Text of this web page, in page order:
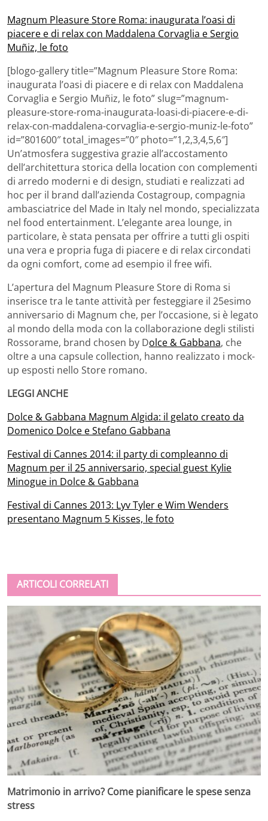
Magnum Pleasure Store Roma: inaugurata l’oasi di
piacere e di relax con Maddalena Corvaglia e Sergio
Muñiz, le foto
[blogo-gallery title=”Magnum Pleasure Store Roma:
inaugurata l’oasi di piacere e di relax con Maddalena
Corvaglia e Sergio Muñiz, le foto” slug=”magnum-
pleasure-store-roma-inaugurata-loasi-di-piacere-e-di-
relax-con-maddalena-corvaglia-e-sergio-muniz-le-foto”
id=”801600″ total_images=”0″ photo=”1,2,3,4,5,6″]
Un’atmosfera suggestiva grazie all’accostamento
dell’architettura storica della location con complementi
di arredo moderni e di design, studiati e realizzati ad
hoc per il brand dall’azienda Costagroup, compagnia
ambasciatrice del Made in Italy nel mondo, specializzata
nel food entertainment. L’elegante area lounge, in
particolare, è stata pensata per offrire a tutti gli ospiti
una vera e propria fuga di piacere e di relax circondati
da ogni comfort, come ad esempio il free wifi.
L’apertura del Magnum Pleasure Store di Roma si
inserisce tra le tante attività per festeggiare il 25esimo
anniversario di Magnum che, per l’occasione, si è legato
al mondo della moda con la collaborazione degli stilisti
Rossorame, brand chosen by Dolce & Gabbana, che
oltre a una capsule collection, hanno realizzato i mock-
up esposti nello Store romano.
LEGGI ANCHE
Dolce & Gabbana Magnum Algida: il gelato creato da
Domenico Dolce e Stefano Gabbana
Festival di Cannes 2014: il party di compleanno di
Magnum per il 25 anniversario, special guest Kylie
Minogue in Dolce & Gabbana
Festival di Cannes 2013: Lyv Tyler e Wim Wenders
presentano Magnum 5 Kisses, le foto
ARTICOLI CORRELATI
Matrimonio in arrivo? Come pianificare le spese senza
stress